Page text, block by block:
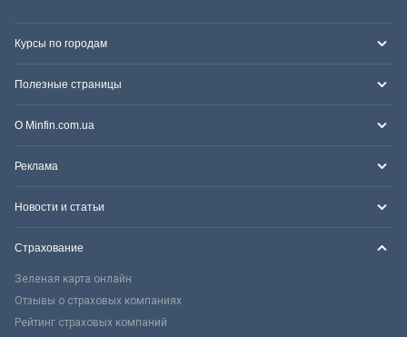
Курсы по городам
Полезные страницы
О Minfin.com.ua
Реклама
Новости и статьи
Страхование
Зеленая карта онлайн
Отзывы о страховых компаниях
Рейтинг страховых компаний